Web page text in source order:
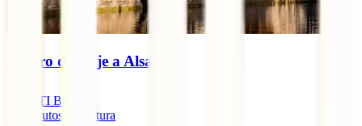
Seguro de viaje a Alsacia
IATI Blog
minutos de lectura